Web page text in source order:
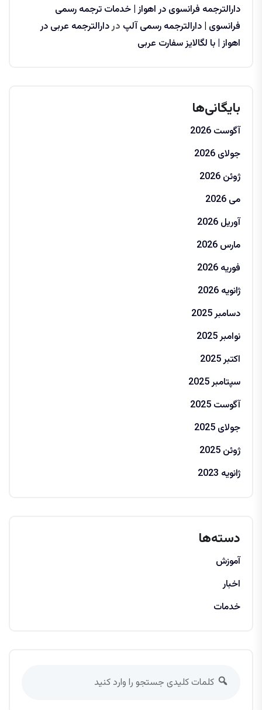
دارالترجمه فرانسوی در اهواز | خدمات ترجمه رسمی
فرانسوی | دارالترجمه رسمی آلپ دردارالترجمه عربی در
اهواز | با لگالایز سفارت عربی
بایگانی‌ها
آگوست 2026
جولای 2026
ژوئن 2026
می 2026
آوریل 2026
مارس 2026
فوریه 2026
ژانویه 2026
دسامبر 2025
نوامبر 2025
اکتبر 2025
سپتامبر 2025
آگوست 2025
جولای 2025
ژوئن 2025
ژانویه 2023
دسته‌ها
آموزش
اخبار
خدمات